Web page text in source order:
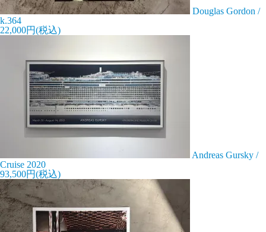
Douglas Gordon /
k.364
22,000円(税込)
Andreas Gursky /
Cruise 2020
93,500円(税込)